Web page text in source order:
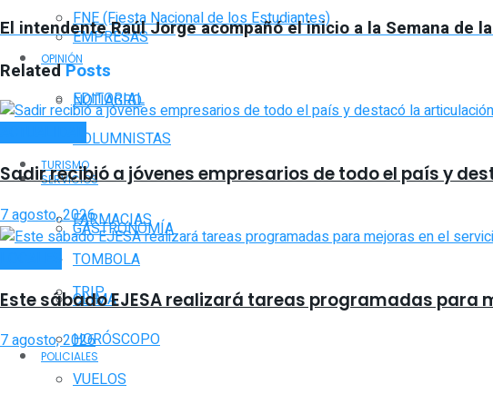
FNE (Fiesta Nacional de los Estudiantes)
OPINIÓN
EDITORIAL
COLUMNISTAS
SERVICIOS
FARMACIAS
TOMBOLA
CLIMA
HORÓSCOPO
VUELOS
EMPRESAS
NOTIAGRO
TURISMO
GASTRONOMÍA
TRIP
POLICIALES
El intendente Raúl Jorge acompañó el inicio a la Semana de
RelatedPosts
Sadir recibió a jóvenes empresarios de todo el país y
7 agosto, 2026
Este sábado EJESA realizará tareas programadas para
7 agosto, 2026